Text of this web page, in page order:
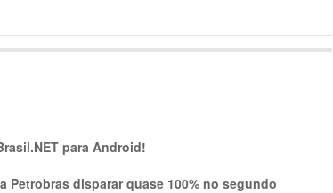
para Android!
Petrobras disparar quase 100% no segundo